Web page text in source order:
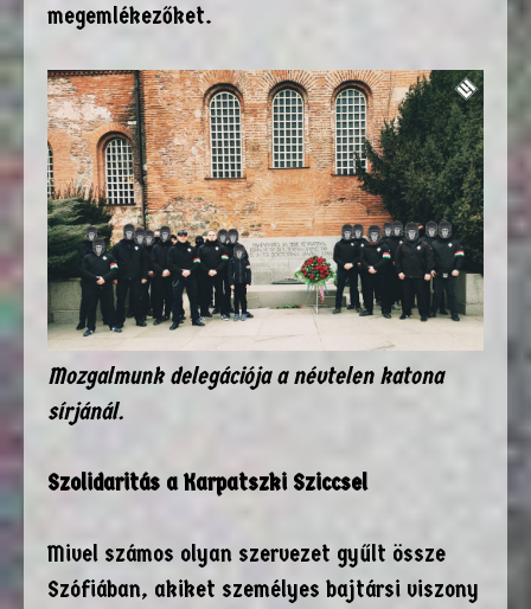
megemlékezőket.
Mozgalmunk delegációja a névtelen katona
sírjánál.
Szolidaritás a Karpatszki Sziccsel
Mivel számos olyan szervezet gyűlt össze
Szófiában, akiket személyes bajtársi viszony